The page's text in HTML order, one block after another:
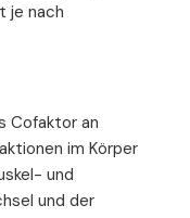
je nach
Cofaktor an
im Körper
und
und der